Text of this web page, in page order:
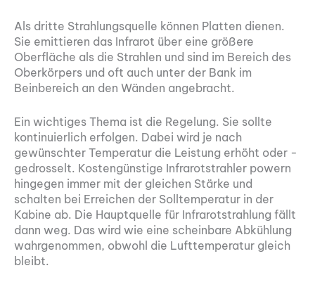
Als dritte Strahlungsquelle können Platten dienen.
Sie emittieren das Infrarot über eine größere
Oberfläche als die Strahlen und sind im ­Bereich des
Oberkörpers und oft auch unter der Bank im
Beinbereich an den Wänden angebracht.
Ein wichtiges Thema ist die Regelung. Sie sollte
kontinuierlich erfolgen. Dabei wird je nach
gewünschter Temperatur die Leistung erhöht oder ­
gedrosselt. Kostengünstige Infrarotstrahler powern
hingegen immer mit der gleichen Stärke und
schalten bei Erreichen der Solltemperatur in der
Kabine ab. Die Hauptquelle für Infrarotstrahlung fällt
dann weg. Das wird wie eine ­scheinbare Abkühlung
wahrgenommen, obwohl die Lufttemperatur gleich
bleibt.